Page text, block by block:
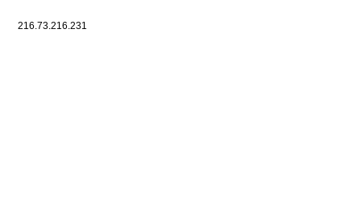
216.73.216.231